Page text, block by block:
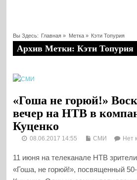
Вы Здесь: Главная » Метка » Кэти Топурия
Архив Метки: Кэти Топурия
«Гоша не горюй!»
вечер на НТВ в
Куценко
08.06.2017 14:55 СМИ Нет
11 июня на телеканале НТВ
«Гоша, не горюй!», посвященный